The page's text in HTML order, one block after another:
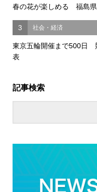
春の花が楽しめる 福島
3 社会・経済
東京五輪開催まで500日
表
記事検索